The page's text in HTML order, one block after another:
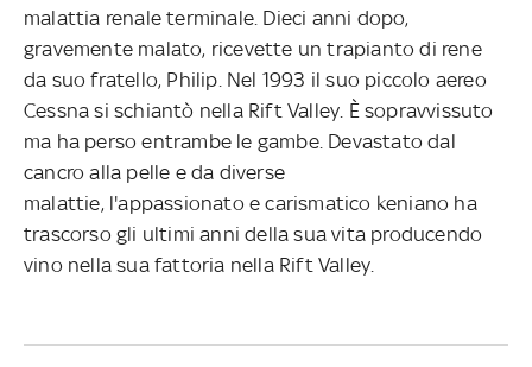
malattia renale terminale. Dieci anni dopo,
gravemente malato, ricevette un trapianto di rene
da suo fratello, Philip. Nel 1993 il suo piccolo aereo
Cessna si schiantò nella Rift Valley. È sopravvissuto
ma ha perso entrambe le gambe. Devastato dal
cancro alla pelle e da diverse
malattie, l'appassionato e carismatico keniano ha
trascorso gli ultimi anni della sua vita producendo
vino nella sua fattoria nella Rift Valley.